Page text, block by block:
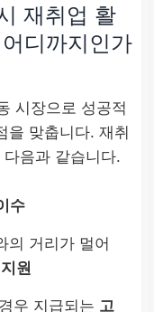
재취업 활
디까지인가
시장으로 성공적
을 맞춥니다. 재취
음과 같습니다.
수
의 거리가 멀어
원
우 지급되는 고